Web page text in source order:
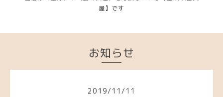
屋】です
お知らせ
2019/ 11 / 11